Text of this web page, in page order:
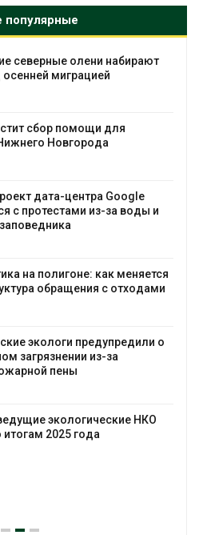
популярные
северные олени набирают
осенней миграцией
сбор помощи для
Новгорода
дата-центра Google
с протестами из-за воды и
на полигоне: как меняется
обращения с отходами
экологи предупредили о
загрязнении из-за
пены
экологические НКО
итогам 2025 года